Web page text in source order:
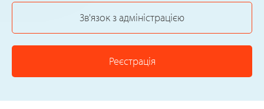
Зв'язок з адміністрацією
Реєстрація